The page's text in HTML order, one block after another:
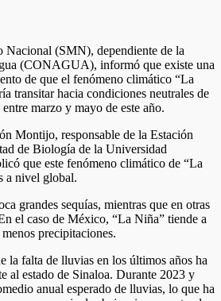
(SMN), dependiente de la
(CONAGUA), informó que existe una
de que el fenómeno climático “La
transitar hacia condiciones neutrales de
marzo y mayo de este año.
Montijo, responsable de la Estación
de Biología de la Universidad
que este fenómeno climático de “La
a nivel global.
grandes sequías, mientras que en otras
el caso de México, “La Niña” tiende a
precipitaciones.
la falta de lluvias en los últimos años ha
al estado de Sinaloa. Durante 2023 y
anual esperado de lluvias, lo que ha